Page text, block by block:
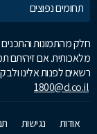
תחומים נפוצים
חלק מהתמונות
מלאכותית. אם זיהיתם
רשאים לפנות אלינו
1800@d.co.il
אודות נגישות